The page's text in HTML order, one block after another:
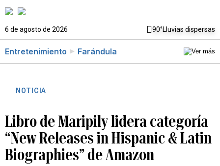
6 de agosto de 2026 90°Lluvias dispersas
Entretenimiento Farándula
NOTICIA
Libro de Maripily lidera categoría
“New Releases in Hispanic & Latin
Biographies” de Amazon